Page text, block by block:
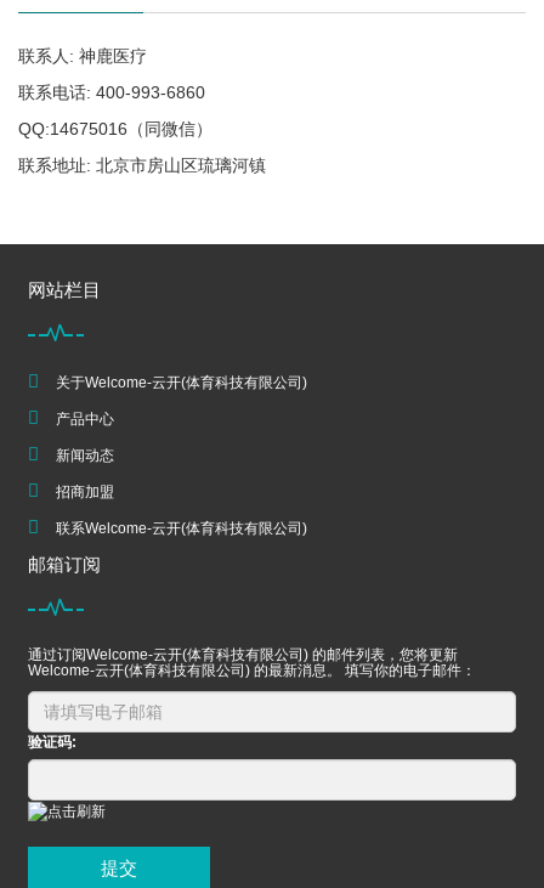
联系人: 神鹿医疗
联系电话: 400-993-6860
QQ:14675016（同微信）
联系地址: 北京市房山区琉璃河镇
网站栏目
关于Welcome-云开(体育科技有限公司)
产品中心
新闻动态
招商加盟
联系Welcome-云开(体育科技有限公司)
邮箱订阅
通过订阅Welcome-云开(体育科技有限公司) 的邮件列表，您将更新
Welcome-云开(体育科技有限公司) 的最新消息。 填写你的电子邮件：
验证码:
提交